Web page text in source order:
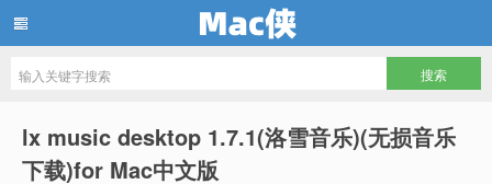
lx music desktop 1.7.1(洛雪音乐)(无损音乐
下载)for Mac中文版